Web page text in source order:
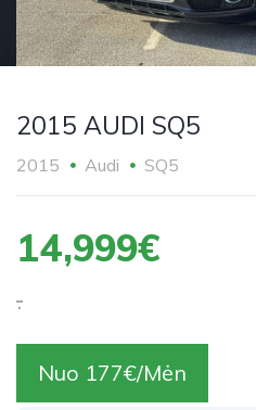
2015 AUDI SQ5
2015 Audi SQ5
14,999€
.
Nuo 177€/Mėn